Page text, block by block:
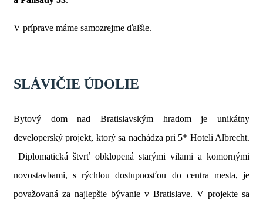
V príprave máme samozrejme ďalšie.
SLÁVIČIE ÚDOLIE
Bytový dom nad Bratislavským hradom je unikátny
developerský projekt, ktorý sa nachádza pri 5* Hoteli Albrecht.
Diplomatická štvrť obklopená starými vilami a komornými
novostavbami, s rýchlou dostupnosťou do centra mesta, je
považovaná za najlepšie bývanie v Bratislave. V projekte sa